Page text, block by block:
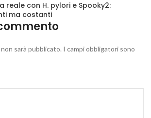
reale con H. pylori e Spooky2:
ma costanti
sarà pubblicato. I campi obbligatori sono